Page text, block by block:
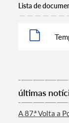
Termo de
Categorias
Lista de
últimas
A 87.ª Volta a